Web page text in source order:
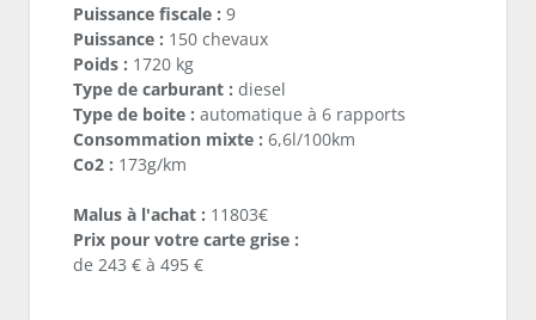
Puissance fiscale : 9
Puissance : 150 chevaux
Poids : 1720 kg
Type de carburant : diesel
Type de boite : automatique à 6 rapports
Consommation mixte : 6,6l/100km
Co2 : 173g/km
Malus à l'achat : 11803€
Prix pour votre carte grise :
de 243 € à 495 €